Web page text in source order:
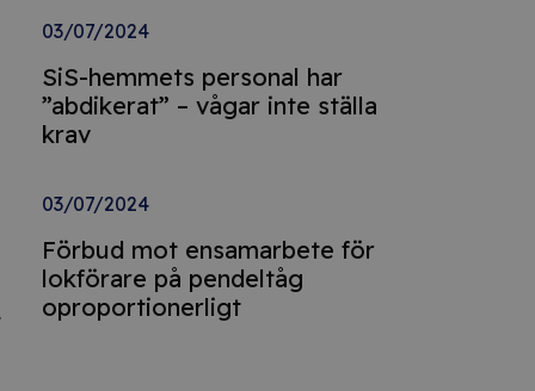
03/07/2024
SiS-hemmets personal har
”abdikerat” – vågar inte ställa
krav
03/07/2024
Förbud mot ensamarbete för
lokförare på pendeltåg
oproportionerligt